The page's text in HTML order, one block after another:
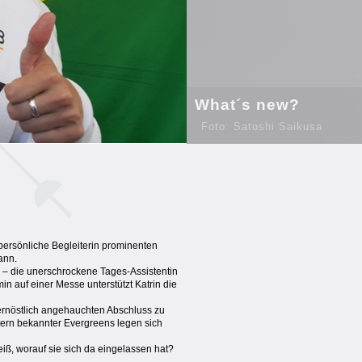
What´s new?
Foto: Satoshi Saikusa
Begleiterin prominenten
die unerschrockene Tages-Assistentin
auf einer Messe unterstützt Katrin die
angehauchten Abschluss zu
bekannter Evergreens legen sich
worauf sie sich da eingelassen hat?